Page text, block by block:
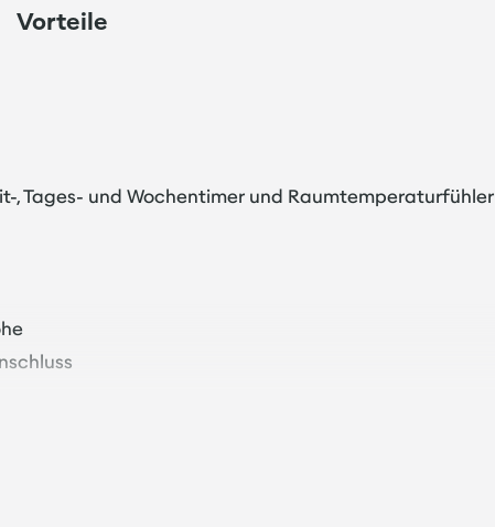
Vorteile
Tages- und Wochentimer und Raumtemperaturfühler
(230 V, ON | OFF)